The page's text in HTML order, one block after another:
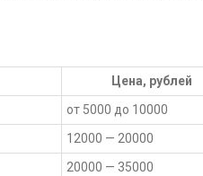
Цена, рублей
от 5000 до 10000
12000 — 20000
20000 — 35000